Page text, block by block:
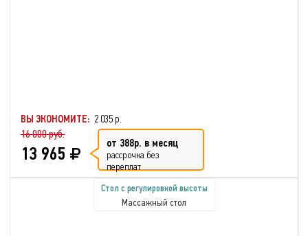
ВЫ ЭКОНОМИТЕ: 2 035 р.
16 000 руб.
13 965 от 388р. в месяц
рассрочка без
переплат
Cтол с регулировкой высоты
Массажный стол